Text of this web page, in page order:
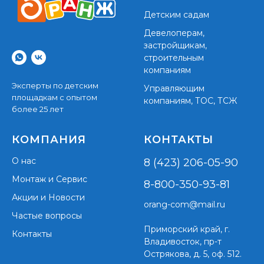
Эксперты по детским
площадкам с опытом
более 25 лет
Детским садам
Девелоперам,
застройщикам,
строительным
компаниям
Управляющим
компаниям, ТОС, ТСЖ
КОМПАНИЯ
О нас
Монтаж и Сервис
Акции и Новости
Частые вопросы
Контакты
КОНТАКТЫ
8 (423) 206-05-90
8-800-350-93-81
orang-com@mail.ru
Приморский край, г.
Владивосток, пр-т
Острякова, д. 5, оф. 512.